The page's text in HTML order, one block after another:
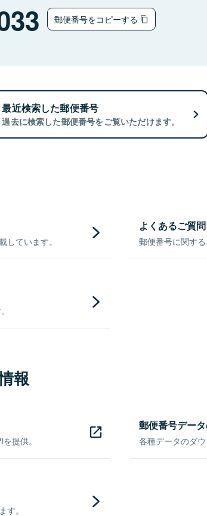
郵便番号をコピーする
最近検索した郵便番号
過去に検索した郵便番号をご覧いただけます。
ています。
よくあるご質
郵便番号に関す
報
提供。
郵便番号デー
各種データのダ
。